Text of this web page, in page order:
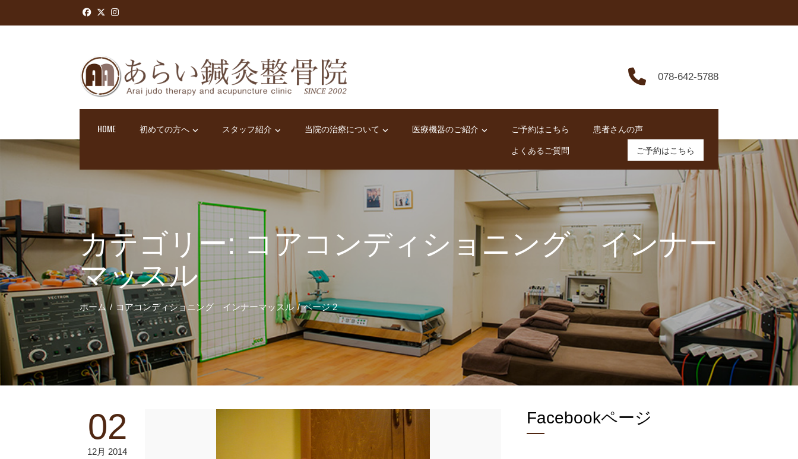
to
078-642-5788
HOME 初めての方へ スタッフ紹介 当院の治療について 医療機器のご紹介 ご予約はこちら
患者さんの声
よくあるご質問
ご予約はこちら
カテゴリー: コアコンディショニング インナー
マッスル
ホーム コアコンディショニング インナーマッスル ページ 2
02
12月 2014
Facebookページ